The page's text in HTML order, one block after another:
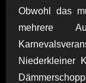
Obwohl das
mehrere
Niederkleiner